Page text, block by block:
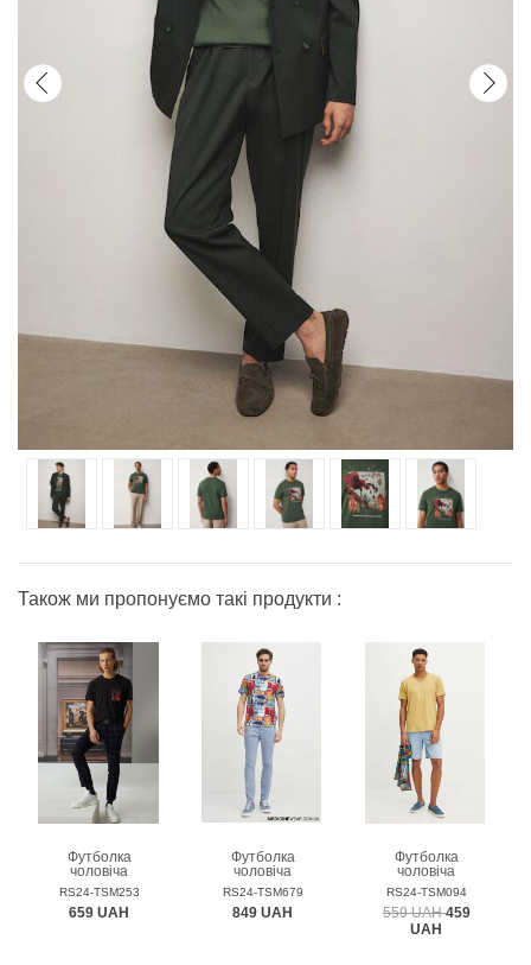
Також ми пропонуємо такі продукти :
Футболка
чоловіча
MEDICINE
RS24-TSM253
659 UAH
Футболка
чоловіча
MEDICINE
RS24-TSM679
849 UAH
Футболка
чоловіча
MEDICINE
RS24-TSM094
559 UAH459
UAH